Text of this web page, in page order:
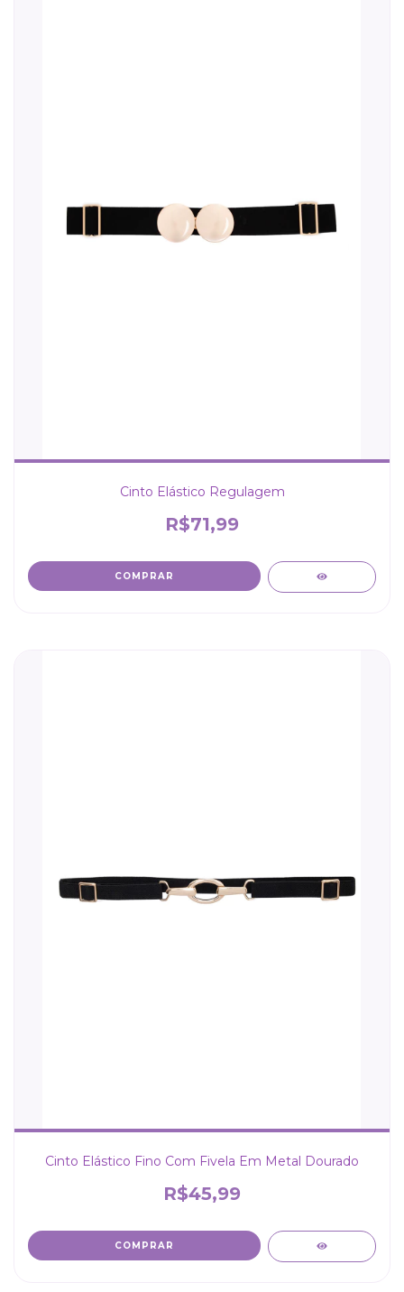
Cinto Elástico Regulagem
R$71,99
COMPRAR
Cinto Elástico Fino Com Fivela Em Metal Dourado
R$45,99
COMPRAR